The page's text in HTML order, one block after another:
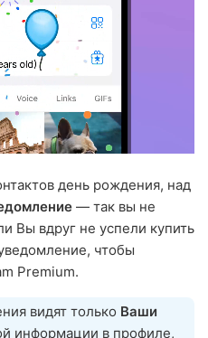
день рождения, над
— так вы не
Вы вдруг не успели купить
чтобы
Premium.
видят только Ваши
информации в профиле,